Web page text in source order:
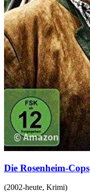
Die Rosenheim-Cops
(2002-heute, Krimi)